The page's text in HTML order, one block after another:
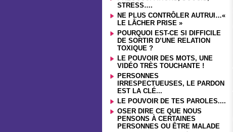
STRESS….
NE PLUS CONTRÔLER AUTRUI…«
LE LÂCHER PRISE »
POURQUOI EST-CE SI DIFFICILE
DE SORTIR D’UNE RELATION
TOXIQUE ?
LE POUVOIR DES MOTS, UNE
VIDÉO TRÈS TOUCHANTE !
PERSONNES
IRRESPECTUEUSES, LE PARDON
EST LA CLÉ...
LE POUVOIR DE TES PAROLES....
OSER DIRE CE QUE NOUS
PENSONS À CERTAINES
PERSONNES OU ÊTRE MALADE